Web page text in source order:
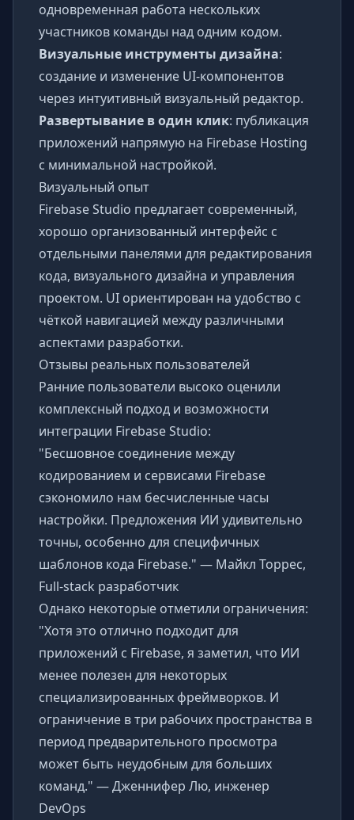
одновременная работа нескольких
участников команды над одним кодом.
Визуальные инструменты дизайна:
создание и изменение UI-компонентов
через интуитивный визуальный редактор.
Развертывание в один клик: публикация
приложений напрямую на Firebase Hosting
с минимальной настройкой.
Визуальный опыт
Firebase Studio предлагает современный,
хорошо организованный интерфейс с
отдельными панелями для редактирования
кода, визуального дизайна и управления
проектом. UI ориентирован на удобство с
чёткой навигацией между различными
аспектами разработки.
Отзывы реальных пользователей
Ранние пользователи высоко оценили
комплексный подход и возможности
интеграции Firebase Studio:
"Бесшовное соединение между
кодированием и сервисами Firebase
сэкономило нам бесчисленные часы
настройки. Предложения ИИ удивительно
точны, особенно для специфичных
шаблонов кода Firebase." — Майкл Торрес,
Full-stack разработчик
Однако некоторые отметили ограничения:
"Хотя это отлично подходит для
приложений с Firebase, я заметил, что ИИ
менее полезен для некоторых
специализированных фреймворков. И
ограничение в три рабочих пространства в
период предварительного просмотра
может быть неудобным для больших
команд." — Дженнифер Лю, инженер
DevOps